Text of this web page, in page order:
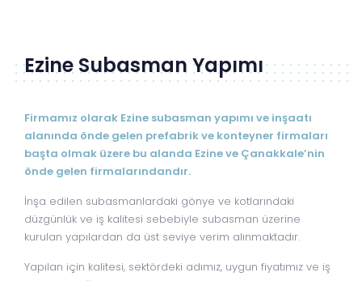
Ezine Subasman Yapımı
Firmamız olarak Ezine subasman yapımı ve inşaatı
alanında önde gelen prefabrik ve konteyner firmaları
başta olmak üzere bu alanda Ezine ve Çanakkale’nin
önde gelen firmalarındandır.
İnşa edilen subasmanlardaki gönye ve kotlarındaki
düzgünlük ve iş kalitesi sebebiyle subasman üzerine
kurulan yapılardan da üst seviye verim alınmaktadır.
Yapılan için kalitesi, sektördeki adımız, uygun fiyatımız ve iş